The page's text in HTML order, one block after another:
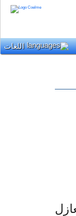
اللغات